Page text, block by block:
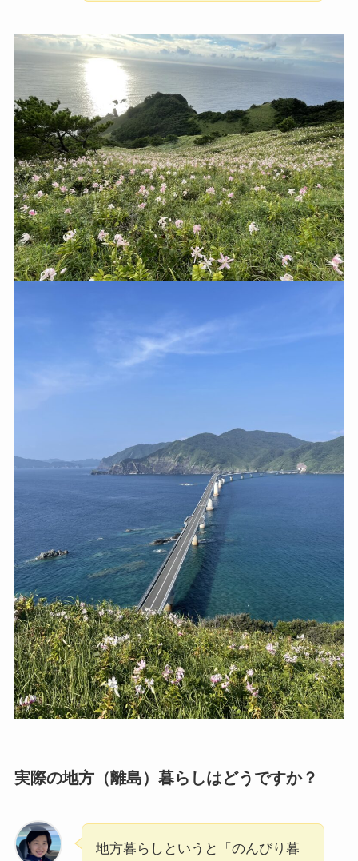
実際の地方（離島）暮らしはどうですか？
地方暮らしというと「のんびり暮